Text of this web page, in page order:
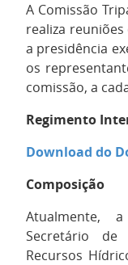
A Comissão
realiza
a presidência
os
comissão, a
Regimento
Download do
Composição
Atualmente,
Secretário
Recursos